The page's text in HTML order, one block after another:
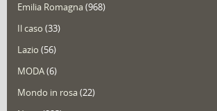
Emilia Romagna(968)
Il caso (33)
Lazio (56)
MODA(6)
Mondo in rosa(22)